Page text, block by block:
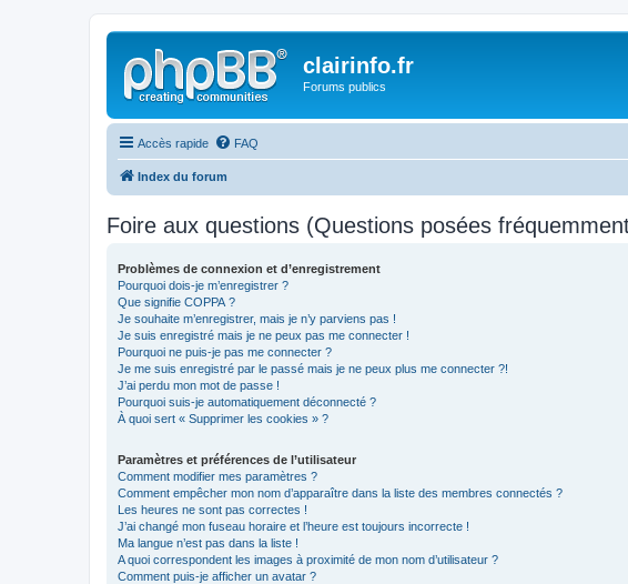
clairinfo.fr
Forums publics
Accès rapide FAQ
Index du forum
Foire aux questions (Questions posées
Problèmes de connexion et d’enregistrement
Pourquoi dois-je m’enregistrer ?
Que signifie COPPA ?
Je souhaite m’enregistrer, mais je n’y parviens pas !
Je suis enregistré mais je ne peux pas me connecter !
Pourquoi ne puis-je pas me connecter ?
Je me suis enregistré par le passé mais je ne peux plus me connecter ?!
J’ai perdu mon mot de passe !
Pourquoi suis-je automatiquement déconnecté ?
À quoi sert « Supprimer les cookies » ?
Paramètres et préférences de l’utilisateur
Comment modifier mes paramètres ?
Comment empêcher mon nom d’apparaître dans la liste des membres connectés ?
Les heures ne sont pas correctes !
J’ai changé mon fuseau horaire et l’heure est toujours incorrecte !
Ma langue n’est pas dans la liste !
A quoi correspondent les images à proximité de mon nom d’utilisateur ?
Comment puis-je afficher un avatar ?